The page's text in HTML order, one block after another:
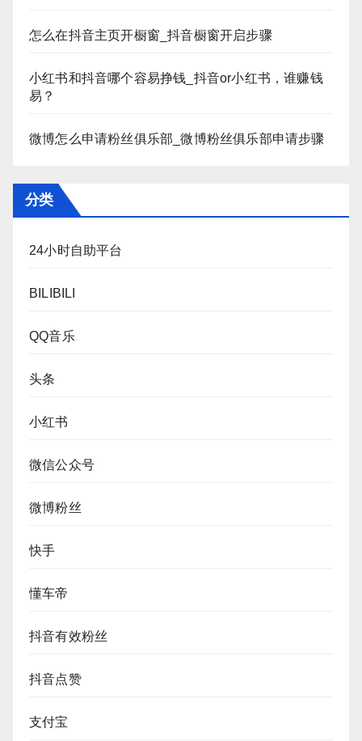
怎么在抖音主页开橱窗_抖音橱窗开启步骤
小红书和抖音哪个容易挣钱_抖音or小红书，谁赚钱
易？
微博怎么申请粉丝俱乐部_微博粉丝俱乐部申请步骤
分类
24小时自助平台
BILIBILI
QQ音乐
头条
小红书
微信公众号
微博粉丝
快手
懂车帝
抖音有效粉丝
抖音点赞
支付宝